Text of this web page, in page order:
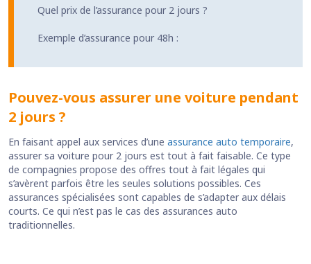
Quel prix de l’assurance pour 2 jours ?
Exemple d’assurance pour 48h :
Pouvez-vous assurer une voiture pendant
2 jours ?
En faisant appel aux services d’une assurance auto temporaire,
assurer sa voiture pour 2 jours est tout à fait faisable. Ce type
de compagnies propose des offres tout à fait légales qui
s’avèrent parfois être les seules solutions possibles. Ces
assurances spécialisées sont capables de s’adapter aux délais
courts. Ce qui n’est pas le cas des assurances auto
traditionnelles.